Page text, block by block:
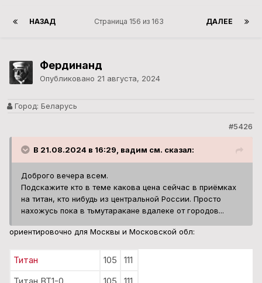
НАЗАД ДАЛЕЕ
Страница 156 из 163
Фердинанд
Опубликовано 21 августа, 2024
Город: Беларусь
#5426
В 21.08.2024 в 16:29, вадим см. сказал:
Доброго вечера всем.
Подскажите кто в теме какова цена сейчас в приёмках
на титан, кто нибудь из центральной России. Просто
нахожусь пока в тьмутаракане вдалеке от городов...
ориентировочно для Москвы и Московской обл:
Титан 105
111